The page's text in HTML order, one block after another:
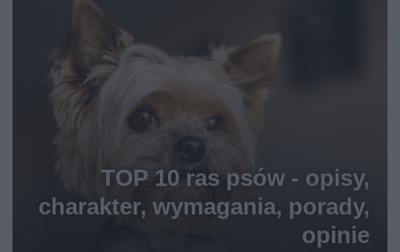
TOP 10 ras psów - opisy,
charakter, wymagania, porady,
opinie